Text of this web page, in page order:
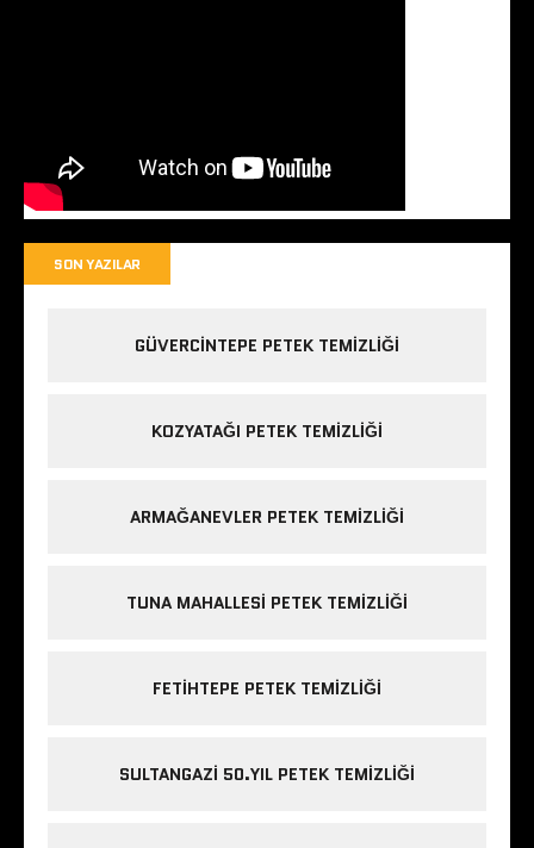
SON YAZILAR
GÜVERCINTEPE PETEK TEMIZLIĞI
KOZYATAĞI PETEK TEMIZLIĞI
ARMAĞANEVLER PETEK TEMIZLIĞI
TUNA MAHALLESI PETEK TEMIZLIĞI
FETIHTEPE PETEK TEMIZLIĞI
SULTANGAZI 50.YIL PETEK TEMIZLIĞI